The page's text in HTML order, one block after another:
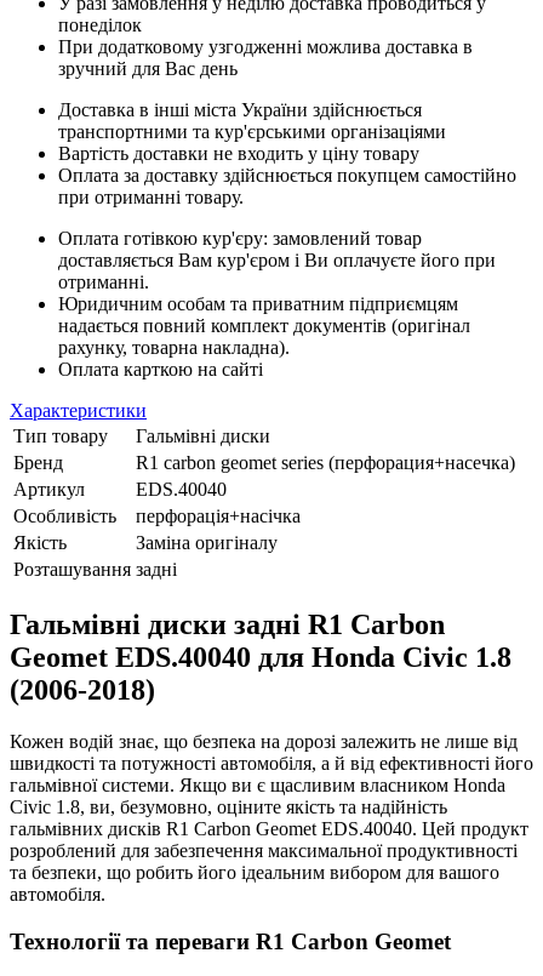
понеділок
При додатковому узгодженні можлива доставка в
зручний для Вас день
Доставка в інші міста України здійснюється
транспортними та кур'єрськими організаціями
Вартість доставки не входить у ціну товару
Оплата за доставку здійснюється покупцем самостійно
при отриманні товару.
Оплата готівкою кур'єру: замовлений товар
доставляється Вам кур'єром і Ви оплачуєте його при
отриманні.
Юридичним особам та приватним підприємцям
надається повний комплект документів (оригінал
рахунку, товарна накладна).
Оплата карткою на сайті
Характеристики
Тип товару
Гальмівні диски
Бренд
R1 carbon geomet series (перфорация+насечка)
Артикул
EDS.40040
Особливість
перфорація+насічка
Якість
Заміна оригіналу
Розташування задні
Гальмівні диски задні R1 Carbon
Geomet EDS.40040 для Honda Civic 1.8
(2006-2018)
Кожен водій знає, що безпека на дорозі залежить не лише від
швидкості та потужності автомобіля, а й від ефективності його
гальмівної системи. Якщо ви є щасливим власником Honda
Civic 1.8, ви, безумовно, оціните якість та надійність
гальмівних дисків R1 Carbon Geomet EDS.40040. Цей продукт
розроблений для забезпечення максимальної продуктивності
та безпеки, що робить його ідеальним вибором для вашого
автомобіля.
Технології та переваги R1 Carbon Geomet